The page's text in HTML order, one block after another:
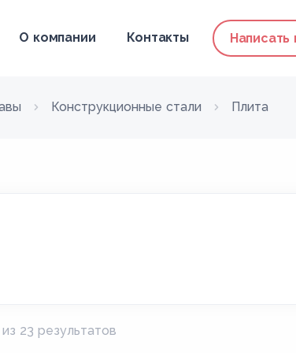
О компании Контакты Написать
Конструкционные стали Плита
23 результатов